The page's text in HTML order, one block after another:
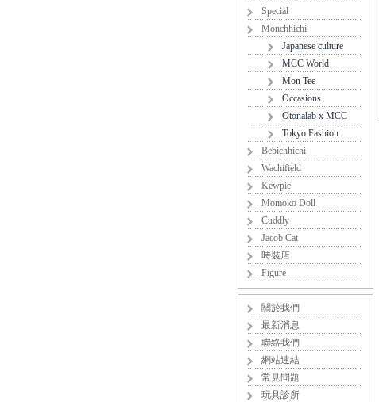
Special
Monchhichi
Japanese culture
MCC World
Mon Tee
Occasions
Otonalab x MCC
Tokyo Fashion
Bebichhichi
Wachifield
Kewpie
Momoko Doll
Cuddly
Jacob Cat
時裝店
Figure
關於我們
最新消息
聯絡我們
網站連結
常見問題
玩具診所